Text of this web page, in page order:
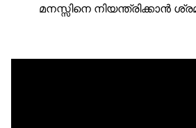
മനസ്സിനെ നിയന്ത്രിക്കാൻ